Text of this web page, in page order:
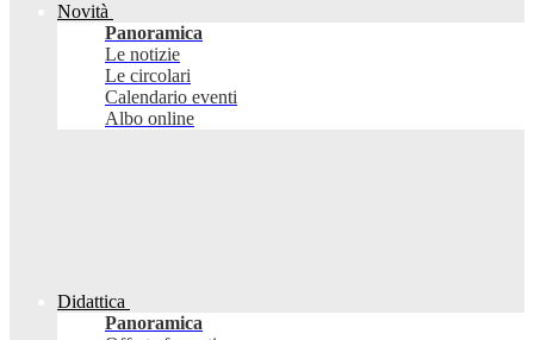
Novità
Panoramica
Le notizie
Le circolari
Calendario eventi
Albo online
Didattica
Panoramica